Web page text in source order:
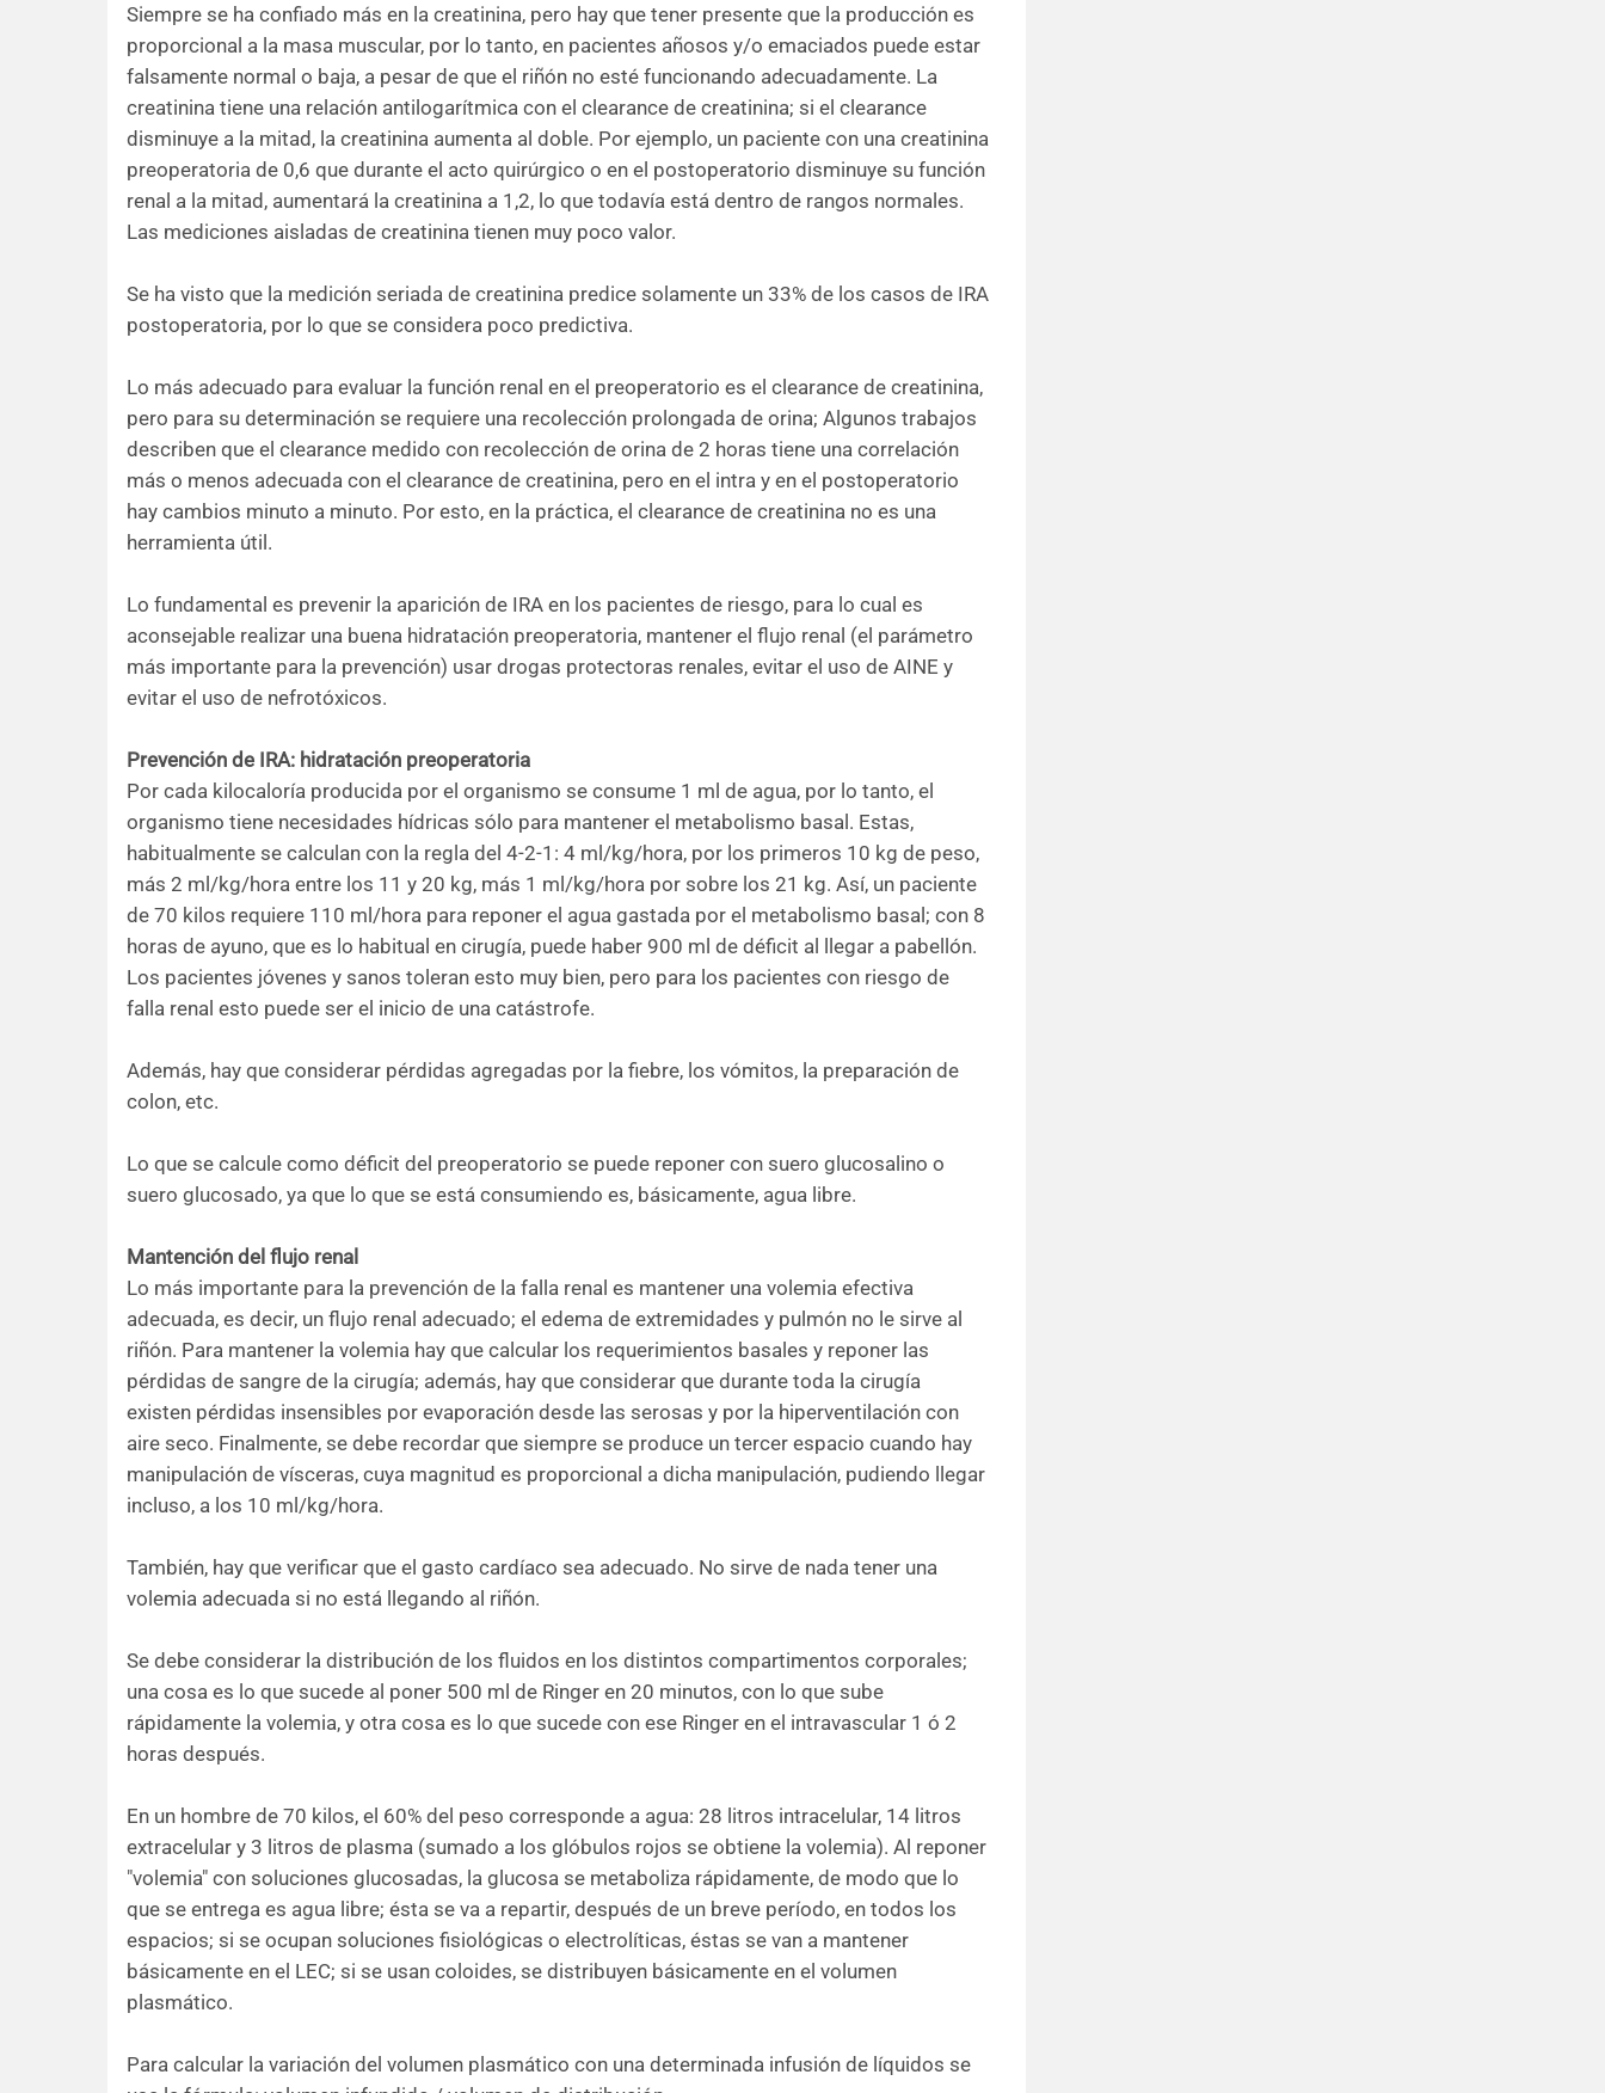
Siempre se ha confiado más en la creatinina, pero hay que tener presente que la producción es
proporcional a la masa muscular, por lo tanto, en pacientes añosos y/o emaciados puede estar
falsamente normal o baja, a pesar de que el riñón no esté funcionando adecuadamente. La
creatinina tiene una relación antilogarítmica con el clearance de creatinina; si el clearance
disminuye a la mitad, la creatinina aumenta al doble. Por ejemplo, un paciente con una creatinina
preoperatoria de 0,6 que durante el acto quirúrgico o en el postoperatorio disminuye su función
renal a la mitad, aumentará la creatinina a 1,2, lo que todavía está dentro de rangos normales.
Las mediciones aisladas de creatinina tienen muy poco valor.
Se ha visto que la medición seriada de creatinina predice solamente un 33% de los casos de IRA
postoperatoria, por lo que se considera poco predictiva.
Lo más adecuado para evaluar la función renal en el preoperatorio es el clearance de creatinina,
pero para su determinación se requiere una recolección prolongada de orina; Algunos trabajos
describen que el clearance medido con recolección de orina de 2 horas tiene una correlación
más o menos adecuada con el clearance de creatinina, pero en el intra y en el postoperatorio
hay cambios minuto a minuto. Por esto, en la práctica, el clearance de creatinina no es una
herramienta útil.
Lo fundamental es prevenir la aparición de IRA en los pacientes de riesgo, para lo cual es
aconsejable realizar una buena hidratación preoperatoria, mantener el flujo renal (el parámetro
más importante para la prevención) usar drogas protectoras renales, evitar el uso de AINE y
evitar el uso de nefrotóxicos.
Prevención de IRA: hidratación preoperatoria
Por cada kilocaloría producida por el organismo se consume 1 ml de agua, por lo tanto, el
organismo tiene necesidades hídricas sólo para mantener el metabolismo basal. Estas,
habitualmente se calculan con la regla del 4-2-1: 4 ml/kg/hora, por los primeros 10 kg de peso,
más 2 ml/kg/hora entre los 11 y 20 kg, más 1 ml/kg/hora por sobre los 21 kg. Así, un paciente
de 70 kilos requiere 110 ml/hora para reponer el agua gastada por el metabolismo basal; con 8
horas de ayuno, que es lo habitual en cirugía, puede haber 900 ml de déficit al llegar a pabellón.
Los pacientes jóvenes y sanos toleran esto muy bien, pero para los pacientes con riesgo de
falla renal esto puede ser el inicio de una catástrofe.
Además, hay que considerar pérdidas agregadas por la fiebre, los vómitos, la preparación de
colon, etc.
Lo que se calcule como déficit del preoperatorio se puede reponer con suero glucosalino o
suero glucosado, ya que lo que se está consumiendo es, básicamente, agua libre.
Mantención del flujo renal
Lo más importante para la prevención de la falla renal es mantener una volemia efectiva
adecuada, es decir, un flujo renal adecuado; el edema de extremidades y pulmón no le sirve al
riñón. Para mantener la volemia hay que calcular los requerimientos basales y reponer las
pérdidas de sangre de la cirugía; además, hay que considerar que durante toda la cirugía
existen pérdidas insensibles por evaporación desde las serosas y por la hiperventilación con
aire seco. Finalmente, se debe recordar que siempre se produce un tercer espacio cuando hay
manipulación de vísceras, cuya magnitud es proporcional a dicha manipulación, pudiendo llegar
incluso, a los 10 ml/kg/hora.
También, hay que verificar que el gasto cardíaco sea adecuado. No sirve de nada tener una
volemia adecuada si no está llegando al riñón.
Se debe considerar la distribución de los fluidos en los distintos compartimentos corporales;
una cosa es lo que sucede al poner 500 ml de Ringer en 20 minutos, con lo que sube
rápidamente la volemia, y otra cosa es lo que sucede con ese Ringer en el intravascular 1 ó 2
horas después.
En un hombre de 70 kilos, el 60% del peso corresponde a agua: 28 litros intracelular, 14 litros
extracelular y 3 litros de plasma (sumado a los glóbulos rojos se obtiene la volemia). Al reponer
"volemia" con soluciones glucosadas, la glucosa se metaboliza rápidamente, de modo que lo
que se entrega es agua libre; ésta se va a repartir, después de un breve período, en todos los
espacios; si se ocupan soluciones fisiológicas o electrolíticas, éstas se van a mantener
básicamente en el LEC; si se usan coloides, se distribuyen básicamente en el volumen
plasmático.
Para calcular la variación del volumen plasmático con una determinada infusión de líquidos se